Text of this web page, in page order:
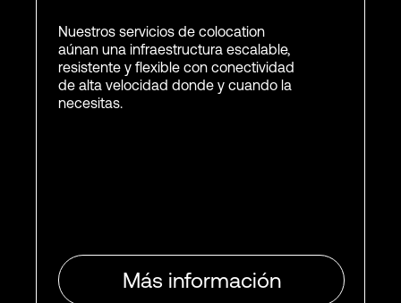
Nuestros servicios de colocation
aúnan una infraestructura escalable,
resistente y flexible con conectividad
de alta velocidad donde y cuando la
necesitas.
Más información